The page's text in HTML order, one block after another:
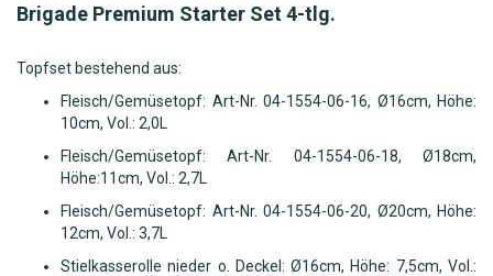
Brigade Premium Starter Set 4-tlg.
Topfset bestehend aus:
Fleisch/Gemüsetopf: Art-Nr. 04-1554-06-16, Ø16cm, Höhe:
10cm, Vol.: 2,0L
Fleisch/Gemüsetopf: Art-Nr. 04-1554-06-18, Ø18cm,
Höhe:11cm, Vol.: 2,7L
Fleisch/Gemüsetopf: Art-Nr. 04-1554-06-20, Ø20cm, Höhe:
12cm, Vol.: 3,7L
Stielkasserolle nieder o. Deckel: Ø16cm, Höhe: 7,5cm, Vol.: